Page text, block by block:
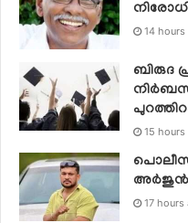
14 hours
ബിരുദ
15 hours
അർജുൻ
17 hours